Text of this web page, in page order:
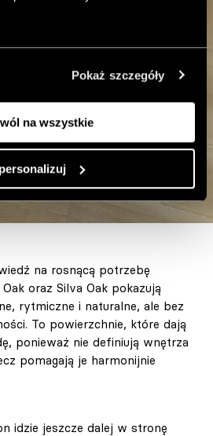
Pokaż szczegóły
na wszystkie
na rosnącą potrzebę
oraz Silva Oak pokazują
rytmiczne i naturalne, ale bez
To powierzchnie, które dają
ponieważ nie definiują wnętrza
pomagają je harmonijnie
idzie jeszcze dalej w stronę